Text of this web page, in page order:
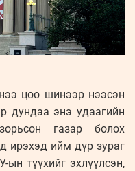
цоо шинээр нээсэн
дундаа энэ удаагийн
газар болох
ирэхэд ийм дүр зураг
түүхийг эхлүүлсэн,